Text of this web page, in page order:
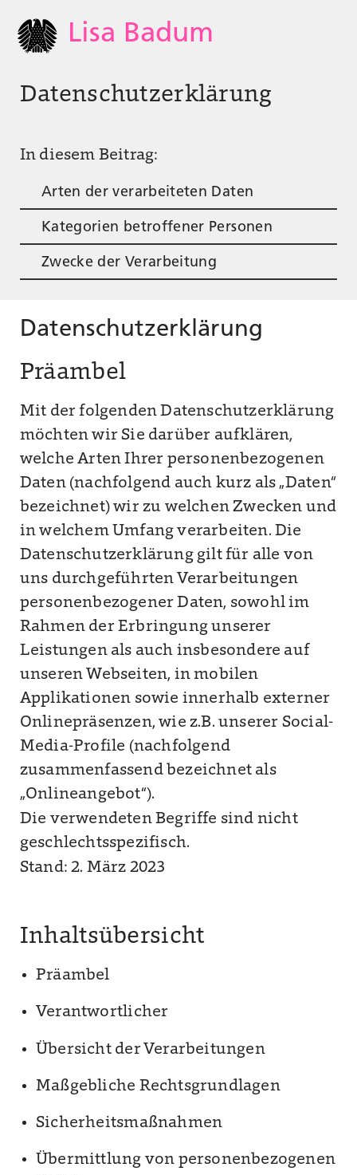
Lisa Badum
Datenschutzerklärung
In diesem Beitrag:
Arten der verarbeiteten Daten
Kategorien betroffener Personen
Zwecke der Verarbeitung
Datenschutzerklärung
Präambel
Mit der folgenden Datenschutzerklärung
möchten wir Sie darüber aufklären,
welche Arten Ihrer personenbezogenen
Daten (nachfolgend auch kurz als „Daten“
bezeichnet) wir zu welchen Zwecken und
in welchem Umfang verarbeiten. Die
Datenschutzerklärung gilt für alle von
uns durchgeführten Verarbeitungen
personenbezogener Daten, sowohl im
Rahmen der Erbringung unserer
Leistungen als auch insbesondere auf
unseren Webseiten, in mobilen
Applikationen sowie innerhalb externer
Onlinepräsenzen, wie z.B. unserer Social-
Media-Profile (nachfolgend
zusammenfassend bezeichnet als
„Onlineangebot“).
Die verwendeten Begriffe sind nicht
geschlechtsspezifisch.
Stand: 2. März 2023
Inhaltsübersicht
Präambel
Verantwortlicher
Übersicht der Verarbeitungen
Maßgebliche Rechtsgrundlagen
Sicherheitsmaßnahmen
Übermittlung von personenbezogenen